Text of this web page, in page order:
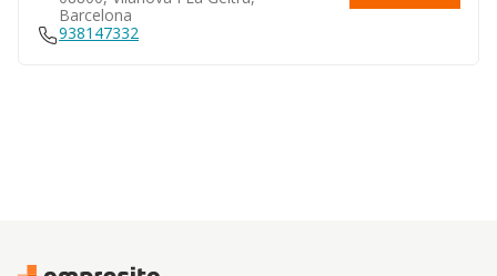
Barcelona
938147332